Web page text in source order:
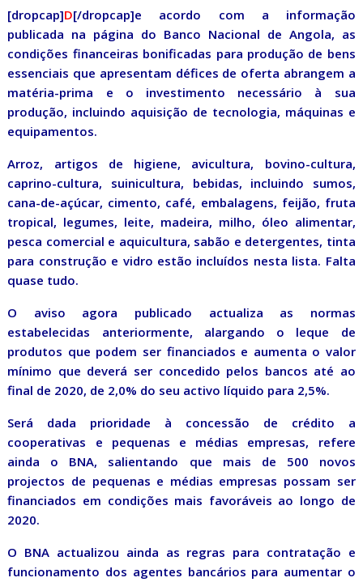
[dropcap]D[/dropcap]e acordo com a informação
publicada na página do Banco Nacional de Angola, as
condições financeiras bonificadas para produção de bens
essenciais que apresentam défices de oferta abrangem a
matéria-prima e o investimento necessário à sua
produção, incluindo aquisição de tecnologia, máquinas e
equipamentos.
Arroz, artigos de higiene, avicultura, bovino-cultura,
caprino-cultura, suinicultura, bebidas, incluindo sumos,
cana-de-açúcar, cimento, café, embalagens, feijão, fruta
tropical, legumes, leite, madeira, milho, óleo alimentar,
pesca comercial e aquicultura, sabão e detergentes, tinta
para construção e vidro estão incluídos nesta lista. Falta
quase tudo.
O aviso agora publicado actualiza as normas
estabelecidas anteriormente, alargando o leque de
produtos que podem ser financiados e aumenta o valor
mínimo que deverá ser concedido pelos bancos até ao
final de 2020, de 2,0% do seu activo líquido para 2,5%.
Será dada prioridade à concessão de crédito a
cooperativas e pequenas e médias empresas, refere
ainda o BNA, salientando que mais de 500 novos
projectos de pequenas e médias empresas possam ser
financiados em condições mais favoráveis ao longo de
2020.
O BNA actualizou ainda as regras para contratação e
funcionamento dos agentes bancários para aumentar o